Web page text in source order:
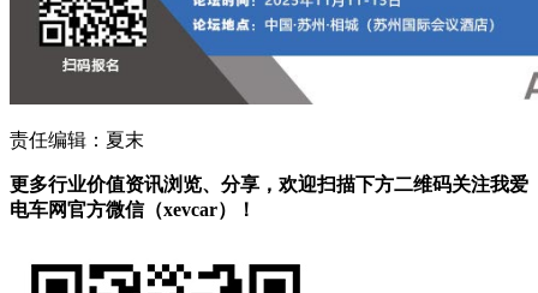
责任编辑：夏末
更多行业价值资讯浏览、分享，欢迎扫描下方二维码关注我爱
电车网官方微信（xevcar）！